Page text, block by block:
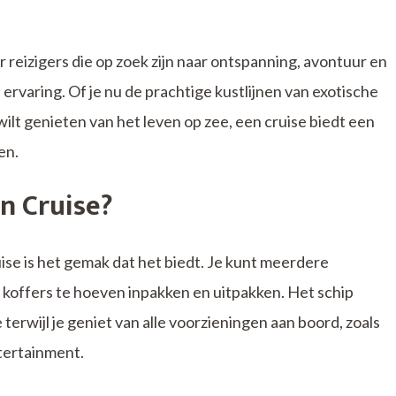
reizigers die op zoek zijn naar ontspanning, avontuur en
Of je nu de prachtige kustlijnen van exotische
genieten van het leven op zee, een cruise biedt een
Cruise?
is het gemak dat het biedt. Je kunt meerdere
te hoeven inpakken en uitpakken. Het schip
je geniet van alle voorzieningen aan boord, zoals